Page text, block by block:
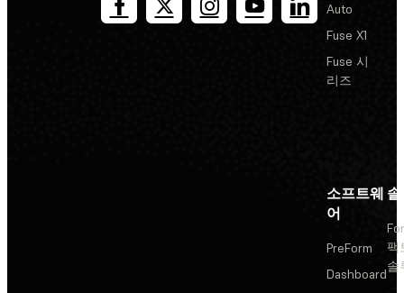
Auto
Fuse X1
Fuse 시
리즈
소프트웨
어
PreForm
Dashboard
팩
솔